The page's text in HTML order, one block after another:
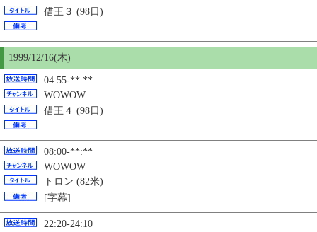
借王３ (98日)
1999/12/16(木)
04:55-**:**
WOWOW
借王４ (98日)
08:00-**:**
WOWOW
トロン (82米)
[字幕]
22:20-24:10